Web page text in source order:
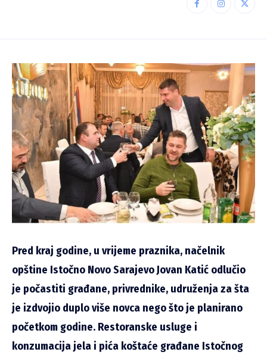
Pred kraj godine, u vrijeme praznika, načelnik
opštine Istočno Novo Sarajevo Jovan Katić odlučio
je počastiti građane, privrednike, udruženja za šta
je izdvojio duplo više novca nego što je planirano
početkom godine. Restoranske usluge i
konzumacija jela i pića koštaće građane Istočnog